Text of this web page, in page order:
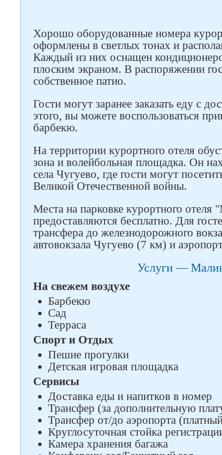
Хорошо оборудованные номера
оформлены в светлых тонах и
Каждый из них оснащен
плоским экраном. В распоряжении
собственное патио.
Гости могут заранее заказать еду с
этого, вы можете воспользоваться
барбекю.
На территории курортного отеля
зона и волейбольная площадка. Он
села Чугуево, где гости могут
Великой Отечественной войны.
Места на парковке курортного отеля
предоставляются бесплатно. Для
трансфера до железнодорожного
автовокзала Чугуево (7 км) и
Услуги —
На свежем воздухе
Барбекю
Сад
Терраса
Спорт и Отдых
Пешие прогулки
Детская игровая площадка
Сервисы
Доставка еды и напитков в номер
Трансфер (за дополнительную
Трансфер от/до аэропорта
Круглосуточная стойка
Камера хранения багажа
Следите за нами в соцсетях